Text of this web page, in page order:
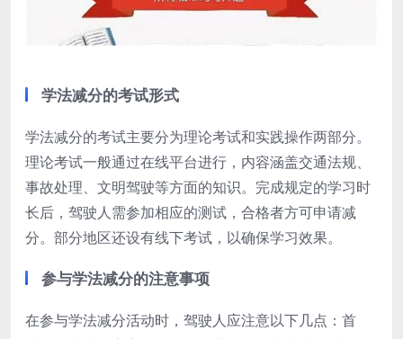
学法减分的考试形式
学法减分的考试主要分为理论考试和实践操作两部分。
理论考试一般通过在线平台进行，内容涵盖交通法规、
事故处理、文明驾驶等方面的知识。完成规定的学习时
长后，驾驶人需参加相应的测试，合格者方可申请减
分。部分地区还设有线下考试，以确保学习效果。
参与学法减分的注意事项
在参与学法减分活动时，驾驶人应注意以下几点：首